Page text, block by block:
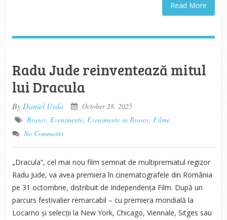
Read More
Radu Jude reinventează mitul
lui Dracula
By Daniel Urda
October 28, 2025
Brasov, Evenimente, Evenimente in Brasov, Filme
No Comments
„Dracula”, cel mai nou film semnat de multipremiatul regizor
Radu Jude, va avea premiera în cinematografele din România
pe 31 octombrie, distribuit de Independența Film. După un
parcurs festivalier remarcabil – cu premiera mondială la
Locarno și selecții la New York, Chicago, Viennale, Sitges sau